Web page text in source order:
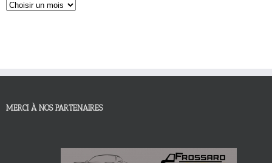
MERCI À NOS PARTENAIRES